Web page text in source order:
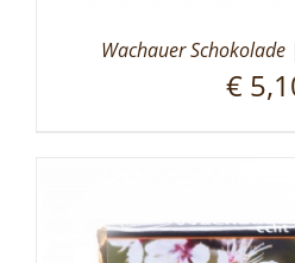
Wachauer
€